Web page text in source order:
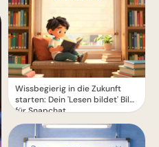
Wissbegierig in die Zukunft
starten: Dein 'Lesen bildet' Bild
für Snapchat